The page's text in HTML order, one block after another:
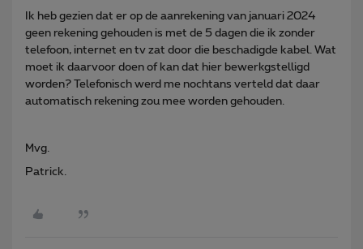
Ik heb gezien dat er op de aanrekening van januari 2024
geen rekening gehouden is met de 5 dagen die ik zonder
telefoon, internet en tv zat door die beschadigde kabel. Wat
moet ik daarvoor doen of kan dat hier bewerkgstelligd
worden? Telefonisch werd me nochtans verteld dat daar
automatisch rekening zou mee worden gehouden.
Mvg.
Patrick.